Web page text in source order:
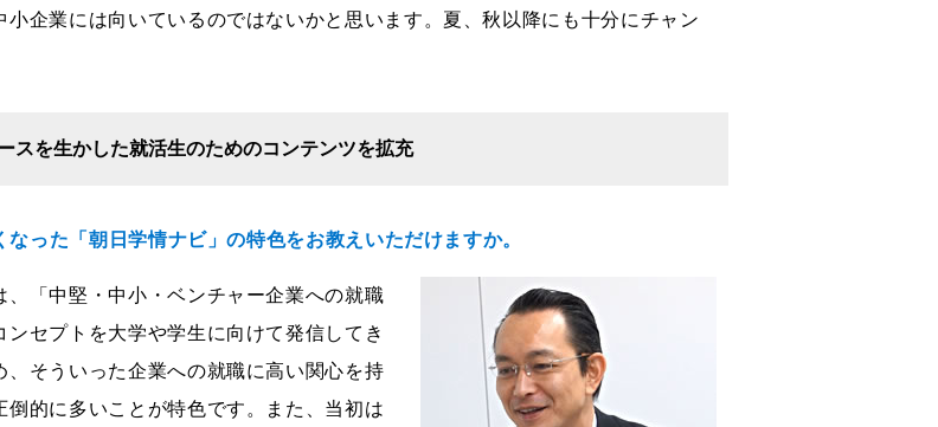
小企業には向いているのではないかと思います。夏、秋以降にも十分にチャン
スを生かした就活生のためのコンテンツを拡充
なった「朝日学情ナビ」の特色をお教えいただけますか。
、「中堅・中小・ベンチャー企業への就職
ンセプトを大学や学生に向けて発信してき
、そういった企業への就職に高い関心を持
倒的に多いことが特色です。また、当初は